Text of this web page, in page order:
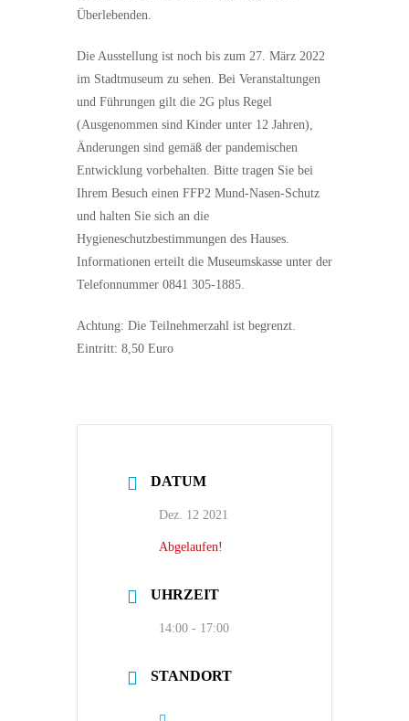
Überlebenden.
Die Ausstellung ist noch bis zum 27. März 2022
im Stadtmuseum zu sehen. Bei Veranstaltungen
und Führungen gilt die 2G plus Regel
(Ausgenommen sind Kinder unter 12 Jahren),
Änderungen sind gemäß der pandemischen
Entwicklung vorbehalten. Bitte tragen Sie bei
Ihrem Besuch einen FFP2 Mund-Nasen-Schutz
und halten Sie sich an die
Hygieneschutzbestimmungen des Hauses.
Informationen erteilt die Museumskasse unter der
Telefonnummer 0841 305-1885.
Achtung: Die Teilnehmerzahl ist begrenzt.
Eintritt: 8,50 Euro
DATUM
Dez. 12 2021
Abgelaufen!
UHRZEIT
14:00 - 17:00
STANDORT